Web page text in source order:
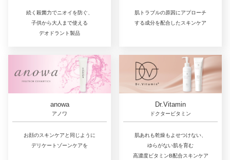
続く殺菌力でニオイを防ぐ、
子供から大人まで使える
デオドラント製品
肌トラブルの原因にアプローチ
する成分を配合したスキンケア
anowa
アノワ
お顔のスキンケアと同じように
デリケートゾーンケアを
Dr.Vitamin
ドクタービタミン
肌あれも乾燥もよせつけない、
ゆらがない肌を育む
高濃度ビタミンB配合スキンケア